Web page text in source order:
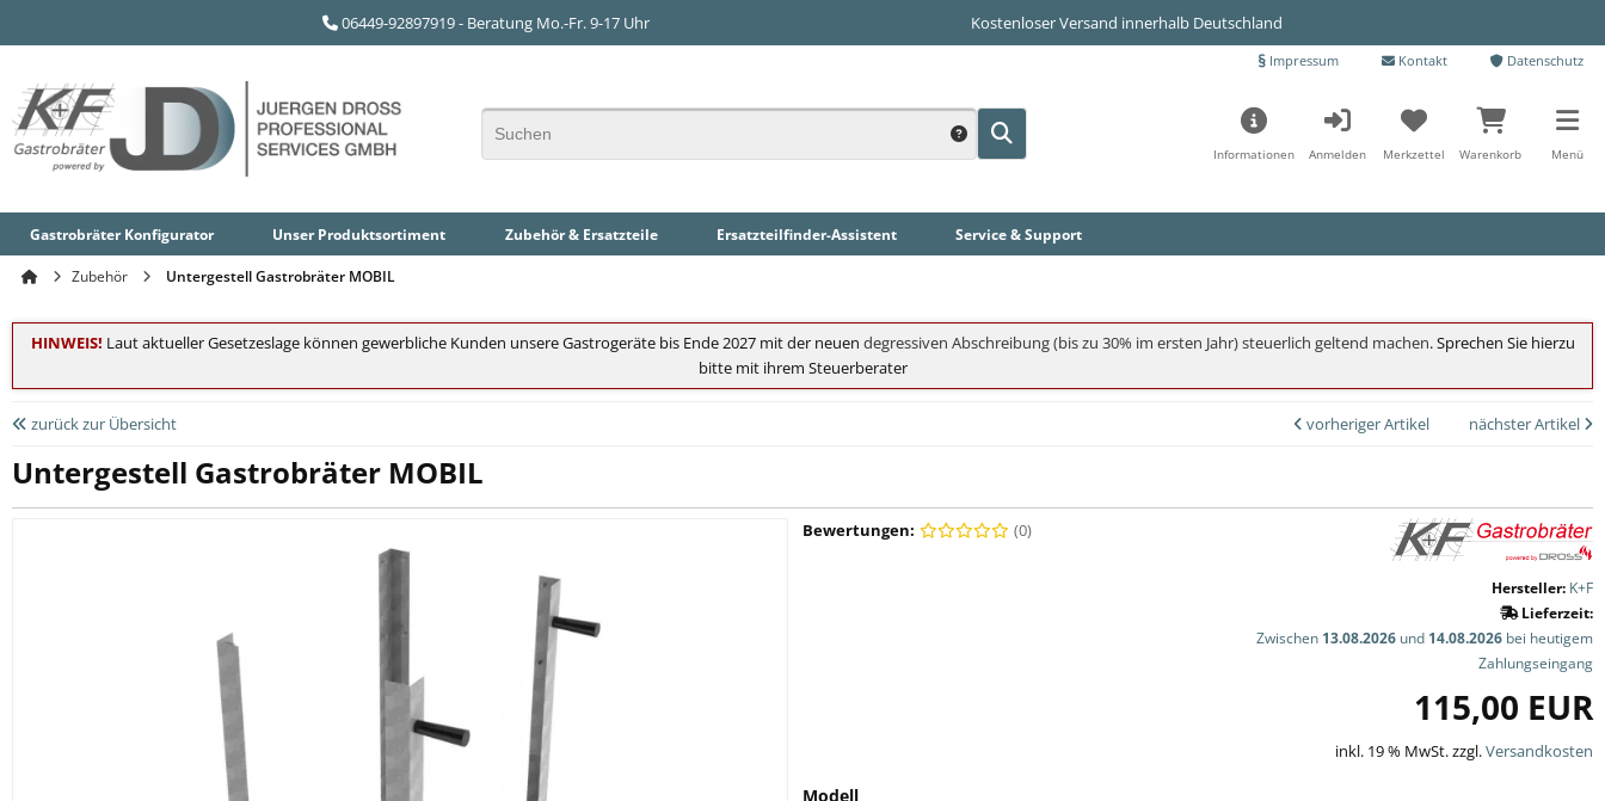
06449-92897919 - Beratung Mo.-Fr. 9-17 Uhr Kostenloser Versand innerhalb Deutschland
Impressum Kontakt Datenschutz
Menü
Informationen Anmelden Merkzettel Warenkorb
Gastrobräter Konfigurator UnserProduktsortiment Zubehör & Ersatzteile Ersatzteilfinder-Assistent Service & Support
Zubehör Untergestell Gastrobräter MOBIL
HINWEIS! Laut aktueller Gesetzeslage können gewerbliche Kunden unsere Gastrogeräte bis Ende 2027 mit der neuen degressiven Abschreibung (bis zu 30% im ersten Jahr) steuerlich geltend machen. Sprechen Sie hierzu
bitte mit ihrem Steuerberater
zurück zur Übersicht vorheriger Artikel nächster Artikel
Untergestell Gastrobräter MOBIL
Bewertungen: (0)
Hersteller: K+F
Lieferzeit:
Zwischen 13.08.2026 und 14.08.2026 bei heutigem
Zahlungseingang
115,00 EUR
inkl. 19 % MwSt. zzgl.Versandkosten
Modell